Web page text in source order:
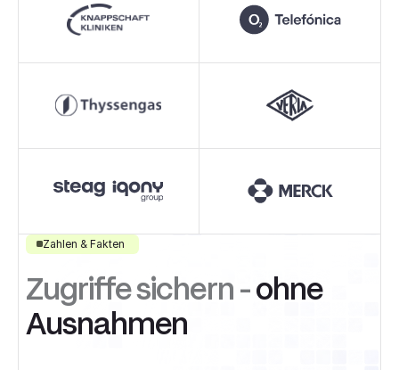
Zahlen & Fakten
Zugriffe sichern -ohne
Ausnahmen